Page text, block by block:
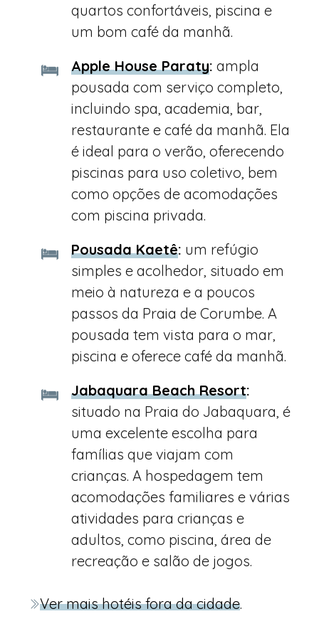
quartos confortáveis, piscina e
um bom café da manhã.
Apple House Paraty: ampla
pousada com serviço completo,
incluindo spa, academia, bar,
restaurante e café da manhã. Ela
é ideal para o verão, oferecendo
piscinas para uso coletivo, bem
como opções de acomodações
com piscina privada.
Pousada Kaetê: um refúgio
simples e acolhedor, situado em
meio à natureza e a poucos
passos da Praia de Corumbe. A
pousada tem vista para o mar,
piscina e oferece café da manhã.
Jabaquara Beach Resort:
situado na Praia do Jabaquara, é
uma excelente escolha para
famílias que viajam com
crianças. A hospedagem tem
acomodações familiares e várias
atividades para crianças e
adultos, como piscina, área de
recreação e salão de jogos.
Ver mais hotéis fora da cidade.